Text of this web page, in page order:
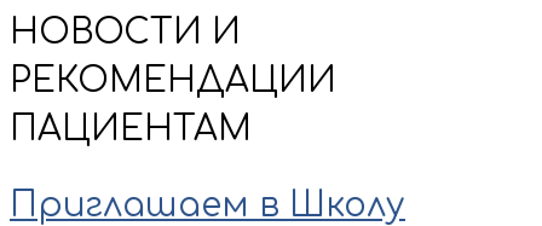
НОВОСТИ И
РЕКОМЕНДАЦИИ
ПАЦИЕНТАМ
Приглашаем в Школу